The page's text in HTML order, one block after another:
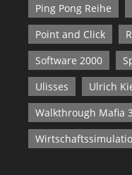
Ping Pong Reihe
Point and Click
Software 2000
Ulisses
Ulrich
Walkthrough Mafia 3